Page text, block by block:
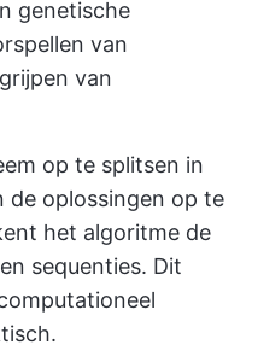
genetische
van
van
op te splitsen in
de oplossingen op te
het algoritme de
sequenties. Dit